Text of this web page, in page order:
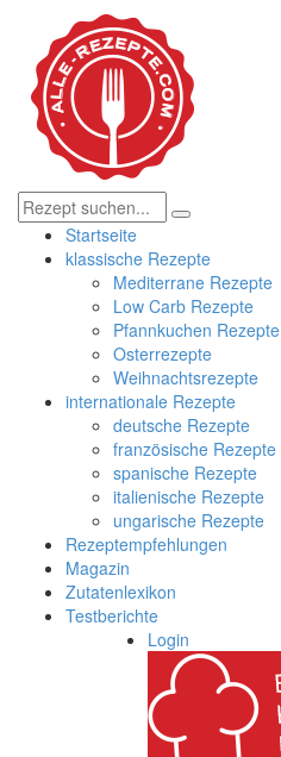
Startseite
klassische Rezepte
Mediterrane Rezepte
Low Carb Rezepte
Pfannkuchen Rezepte
Osterrezepte
Weihnachtsrezepte
internationale Rezepte
deutsche Rezepte
französische Rezepte
spanische Rezepte
italienische Rezepte
ungarische Rezepte
Rezeptempfehlungen
Magazin
Zutatenlexikon
Testberichte
Login